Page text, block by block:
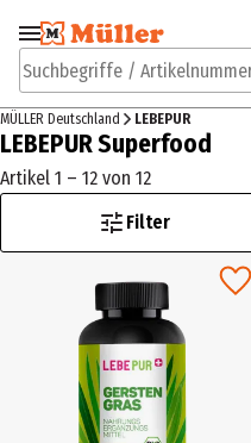
Zur Navigation
springen
Suchbegriffe / Artikelnummer
MÜLLER Deutschland LEBEPUR
LEBEPUR Superfood
Artikel 1 – 12 von 12
Filter